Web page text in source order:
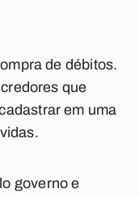
de débitos.
que
em uma
governo e